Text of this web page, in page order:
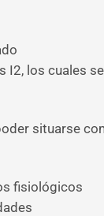
I2, los cuales se
situarse
fisiológicos